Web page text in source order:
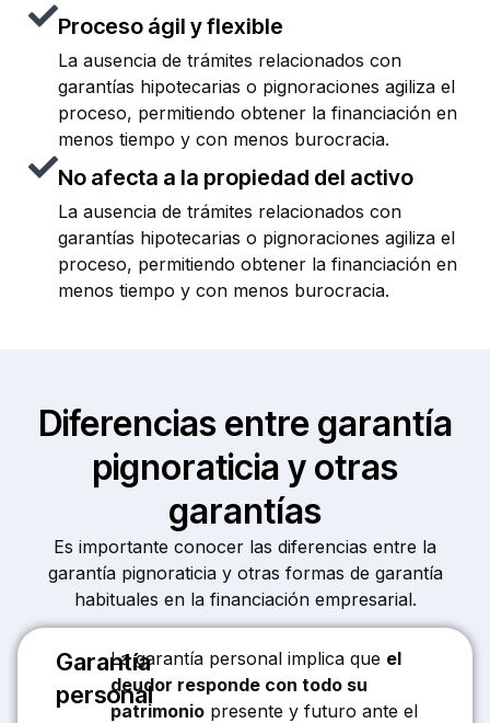
Proceso ágil y flexible
La ausencia de trámites relacionados con
garantías hipotecarias o pignoraciones agiliza el
proceso, permitiendo obtener la financiación en
menos tiempo y con menos burocracia.
No afecta a la propiedad del activo
La ausencia de trámites relacionados con
garantías hipotecarias o pignoraciones agiliza el
proceso, permitiendo obtener la financiación en
menos tiempo y con menos burocracia.
Diferencias entre garantía
pignoraticia y otras
garantías
Es importante conocer las diferencias entre la
garantía pignoraticia y otras formas de garantía
habituales en la financiación empresarial.
Garantía
personal
La garantía personal implica que el
deudor responde con todo su
patrimonio presente y futuro ante el